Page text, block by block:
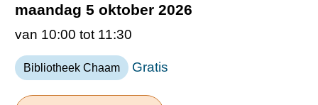
maandag 5 oktober 2026
van 10:00 tot 11:30
Bibliotheek Chaam Gratis